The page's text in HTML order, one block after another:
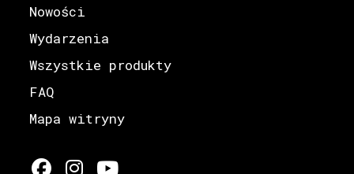
Nowości
Wydarzenia
Wszystkie produkty
FAQ
Mapa witryny